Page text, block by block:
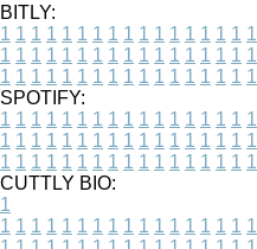
BITLY:
1 1 1 1 1 1 1 1 1 1 1 1 1 1 1 1 1
1 1 1 1 1 1 1 1 1 1 1 1 1 1 1 1 1
1 1 1 1 1 1 1 1 1 1 1 1 1 1 1 1 1
SPOTIFY:
1 1 1 1 1 1 1 1 1 1 1 1 1 1 1 1 1
1 1 1 1 1 1 1 1 1 1 1 1 1 1 1 1 1
1 1 1 1 1 1 1 1 1 1 1 1 1 1 1 1 1
CUTTLY BIO:
1
1 1 1 1 1 1 1 1 1 1 1 1 1 1 1 1 1